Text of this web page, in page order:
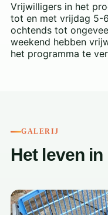
Vrijwilligers in het
tot en met vrijdag 5-
ochtends tot
weekend hebben
het programma te
GALERIJ
Het leven